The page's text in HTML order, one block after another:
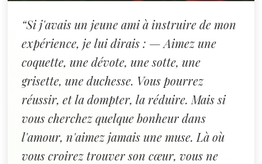
“Si j'avais un jeune ami à instruire de mon
expérience, je lui dirais : — Aimez une
coquette, une dévote, une sotte, une
grisette, une duchesse. Vous pourrez
réussir, et la dompter, la réduire. Mais si
vous cherchez quelque bonheur dans
l'amour, n'aimez jamais une muse. Là où
vous croirez trouver son cœur, vous ne